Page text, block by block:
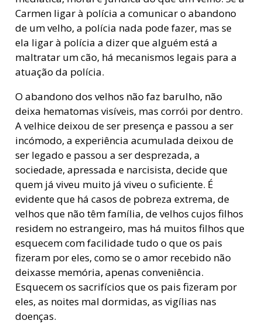
Carmen ligar à polícia a comunicar o abandono
de um velho, a polícia nada pode fazer, mas se
ela ligar à polícia a dizer que alguém está a
maltratar um cão, há mecanismos legais para a
atuação da polícia.
O abandono dos velhos não faz barulho, não
deixa hematomas visíveis, mas corrói por dentro.
A velhice deixou de ser presença e passou a ser
incómodo, a experiência acumulada deixou de
ser legado e passou a ser desprezada, a
sociedade, apressada e narcisista, decide que
quem já viveu muito já viveu o suficiente. É
evidente que há casos de pobreza extrema, de
velhos que não têm família, de velhos cujos filhos
residem no estrangeiro, mas há muitos filhos que
esquecem com facilidade tudo o que os pais
fizeram por eles, como se o amor recebido não
deixasse memória, apenas conveniência.
Esquecem os sacrifícios que os pais fizeram por
eles, as noites mal dormidas, as vigílias nas
doenças.